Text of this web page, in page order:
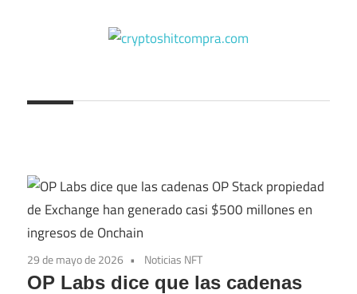
29 de mayo de 2026 Noticias NFT
OP Labs dice que las cadenas